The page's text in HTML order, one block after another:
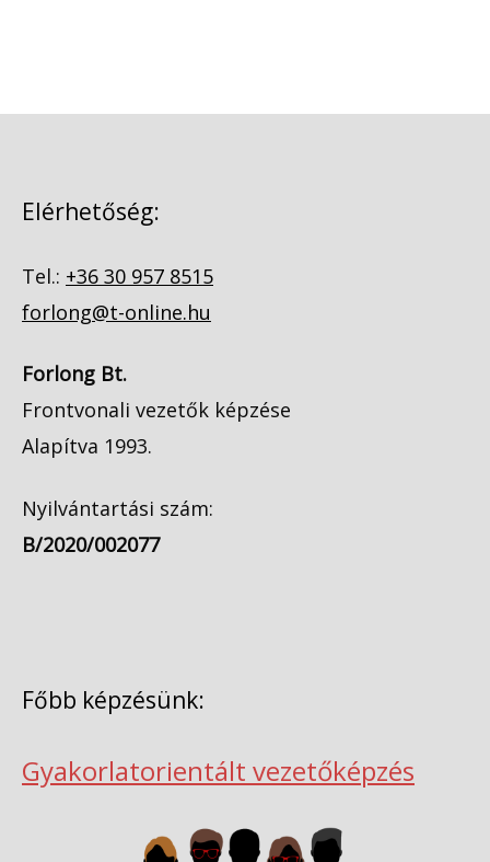
Elérhetőség:
Tel.: +36 30 957 8515
forlong@t-online.hu
Forlong Bt.
Frontvonali vezetők képzése
Alapítva 1993.
Nyilvántartási szám:
B/2020/002077
Főbb képzésünk:
Gyakorlatorientált vezetőképzés